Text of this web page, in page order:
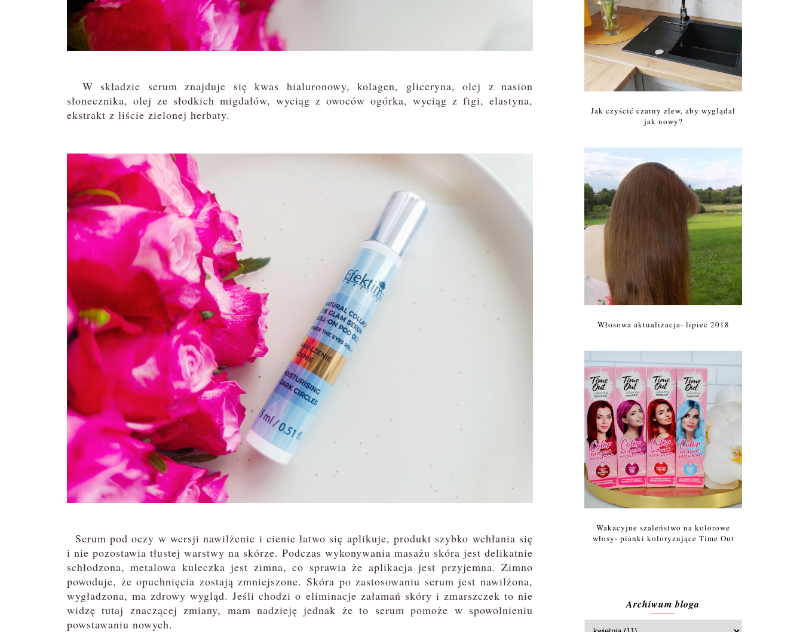
W składzie serum znajduje się kwas hialuronowy, kolagen, gliceryna, olej z nasion
słonecznika, olej ze słodkich migdałów, wyciąg z owoców ogórka, wyciąg z figi, elastyna,
ekstrakt z liście zielonej herbaty.
Serum pod oczy w wersji nawilżenie i cienie łatwo się aplikuje, produkt szybko wchłania się
i nie pozostawia tłustej warstwy na skórze. Podczas wykonywania masażu skóra jest delikatnie
schłodzona, metalowa kuleczka jest zimna, co sprawia że aplikacja jest przyjemna. Zimno
powoduje, że opuchnięcia zostają zmniejszone. Skóra po zastosowaniu serum jest nawilżona,
wygładzona, ma zdrowy wygląd. Jeśli chodzi o eliminacje załamań skóry i zmarszczek to nie
widzę tutaj znaczącej zmiany, mam nadzieję jednak że to serum pomoże w spowolnieniu
powstawaniu nowych.
Jak czyścić czarny zlew, aby wyglądał
jak nowy?
Włosowa aktualizacja- lipiec 2018
Wakacyjne szaleństwo na kolorowe
włosy- pianki koloryzujące Time Out
Archiwum bloga